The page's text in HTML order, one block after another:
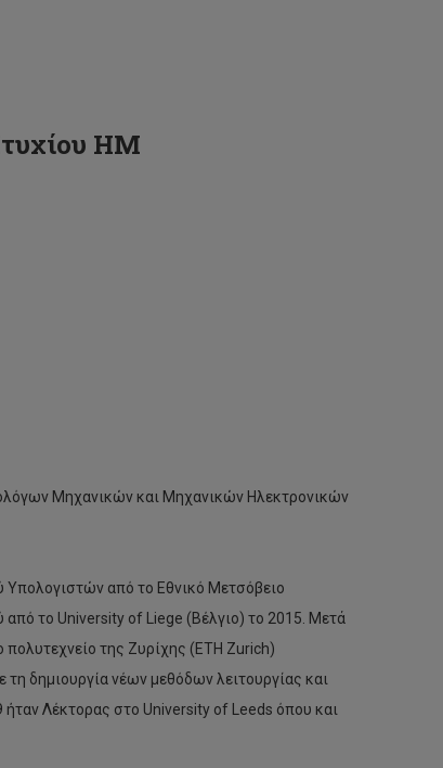
ΗΜ
Μηχανικών και Μηχανικών Ηλεκτρονικών
από το Εθνικό Μετσόβειο
από το University of Liege (Βέλγιο) το 2015. Μετά
πολυτεχνείο της Ζυρίχης (ETH Zurich)
δημιουργία νέων μεθόδων λειτουργίας και
Λέκτορας στο University of Leeds όπου και